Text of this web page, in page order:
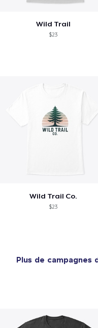
Wild Trail
$23
Wild Trail Co.
$23
Plus de campagnes